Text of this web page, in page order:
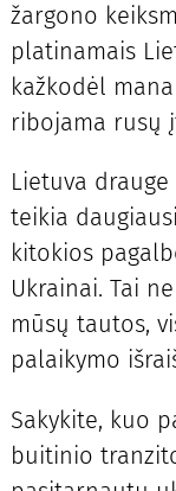
žargono
platinamais
kažkodėl
ribojama rusų
Lietuva
teikia
kitokios
Ukrainai. Tai
mūsų tautos,
palaikymo
Sakykite, kuo
buitinio